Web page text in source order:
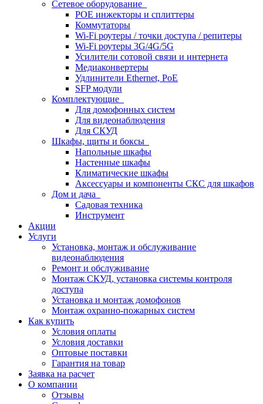
Сетевое оборудование
POE инжекторы и сплиттеры
Коммутаторы
Wi-Fi роутеры / точки доступа / репитеры
Wi-Fi роутеры 3G/4G/5G
Усилители сотовой связи и интернета
Медиаконвертеры
Удлинители Ethernet, PoE
SFP модули
Комплектующие
Для домофонных систем
Для видеонаблюдения
Для СКУД
Шкафы, щиты и боксы
Напольные шкафы
Настенные шкафы
Климатические шкафы
Аксессуары и компоненты СКС для шкафов
Дом и дача
Садовая техника
Инструмент
Акции
Услуги
Установка, монтаж и обслуживание
видеонаблюдения
Ремонт и обслуживание
Монтаж СКУД, установка системы контроля
доступа
Установка и монтаж домофонов
Монтаж охранно-пожарных систем
Как купить
Условия оплаты
Условия доставки
Оптовые поставки
Гарантия на товар
Заявка на расчет
О компании
Отзывы